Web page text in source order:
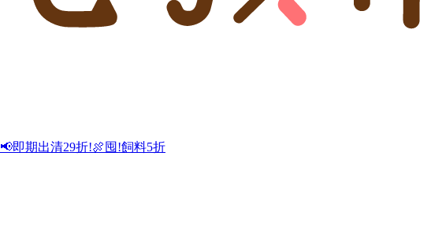
📢即期出清29折!🍖囤!飼料5折